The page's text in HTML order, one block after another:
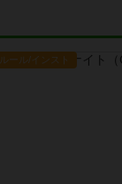
ルール/インスト